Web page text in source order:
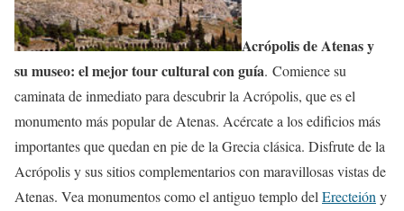
Acrópolis de Atenas y
su museo: el mejor tour cultural con guía. Comience su
caminata de inmediato para descubrir la Acrópolis, que es el
monumento más popular de Atenas. Acércate a los edificios más
importantes que quedan en pie de la Grecia clásica. Disfrute de la
Acrópolis y sus sitios complementarios con maravillosas vistas de
Atenas. Vea monumentos como el antiguo templo del Erecteión y